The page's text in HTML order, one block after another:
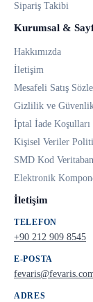
Sipariş Takibi
Kurumsal &
Hakkımızda
İletişim
Mesafeli Satış
Gizlilik ve
İptal İade Koşulları
Kişisel Veriler
SMD Kod
Elektronik
İletişim
TELEFON
+90 212 909 8545
E-POSTA
ADRES